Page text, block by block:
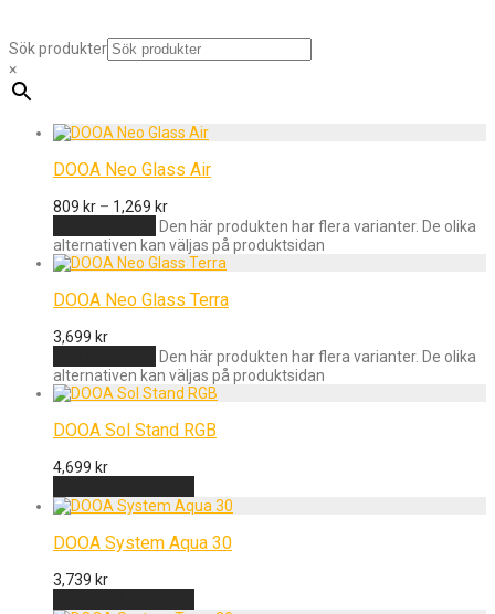
Sök produkter
×
DOOA Neo Glass Air
809 kr – 1,269 kr
Den här produkten har flera varianter. De olika
alternativen kan väljas på produktsidan
DOOA Neo Glass Terra
3,699 kr
Den här produkten har flera varianter. De olika
alternativen kan väljas på produktsidan
DOOA Sol Stand RGB
4,699 kr
DOOA System Aqua 30
3,739 kr